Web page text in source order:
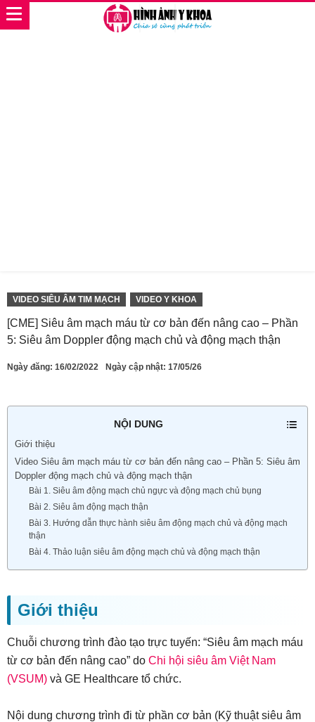
VIDEO SIÊU ÂM TIM MẠCH VIDEO Y KHOA
[CME] Siêu âm mạch máu từ cơ bản đến nâng cao – Phần
5: Siêu âm Doppler động mạch chủ và động mạch thận
Ngày đăng: 16/02/2022 Ngày cập nhật: 17/05/26
NỘI DUNG
Giới thiệu
Video Siêu âm mạch máu từ cơ bản đến nâng cao – Phần 5: Siêu âm
Doppler động mạch chủ và động mạch thận
Bài 1. Siêu âm động mạch chủ ngực và động mạch chủ bụng
Bài 2. Siêu âm động mạch thận
Bài 3. Hướng dẫn thực hành siêu âm động mạch chủ và động mạch
thận
Bài 4. Thảo luận siêu âm động mạch chủ và động mạch thận
Giới thiệu
Chuỗi chương trình đào tạo trực tuyến: “Siêu âm mạch máu
từ cơ bản đến nâng cao” do Chi hội siêu âm Việt Nam
(VSUM) và GE Healthcare tổ chức.
Nội dung chương trình đi từ phần cơ bản (Kỹ thuật siêu âm